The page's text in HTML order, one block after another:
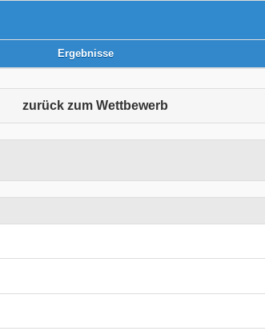
Ergebnisse
zurück zum Wettbewerb